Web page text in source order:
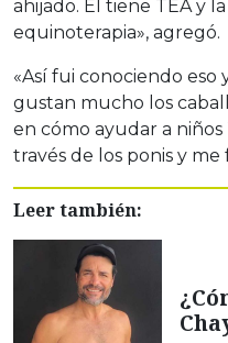
ahijado. Él tiene TEA y
equinoterapia», agregó.
«Así fui conociendo eso
gustan mucho los
en cómo ayudar a niños
través de los ponis y
Leer también: